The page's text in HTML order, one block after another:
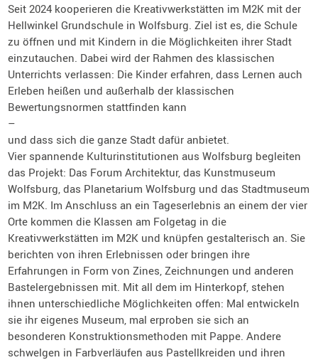
Seit 2024 kooperieren die Kreativwerkstätten im M2K mit der
Hellwinkel Grundschule in Wolfsburg. Ziel ist es, die Schule
zu öffnen und mit Kindern in die Möglichkeiten ihrer Stadt
einzutauchen. Dabei wird der Rahmen des klassischen
Unterrichts verlassen: Die Kinder erfahren, dass Lernen auch
Erleben heißen und außerhalb der klassischen
Bewertungsnormen stattfinden kann
–
und dass sich die ganze Stadt dafür anbietet.
Vier spannende Kulturinstitutionen aus Wolfsburg begleiten
das Projekt: Das Forum Architektur, das Kunstmuseum
Wolfsburg, das Planetarium Wolfsburg und das Stadtmuseum
im M2K. Im Anschluss an ein Tageserlebnis an einem der vier
Orte kommen die Klassen am Folgetag in die
Kreativwerkstätten im M2K und knüpfen gestalterisch an. Sie
berichten von ihren Erlebnissen oder bringen ihre
Erfahrungen in Form von Zines, Zeichnungen und anderen
Bastelergebnissen mit. Mit all dem im Hinterkopf, stehen
ihnen unterschiedliche Möglichkeiten offen: Mal entwickeln
sie ihr eigenes Museum, mal erproben sie sich an
besonderen Konstruktionsmethoden mit Pappe. Andere
schwelgen in Farbverläufen aus Pastellkreiden und ihren